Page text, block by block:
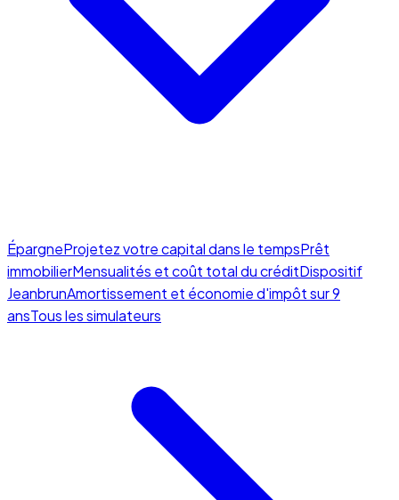
ÉpargneProjetez votre capital dans le tempsPrêt
immobilierMensualités et coût total du créditDispositif
JeanbrunAmortissement et économie d'impôt sur 9
ansTous les simulateurs